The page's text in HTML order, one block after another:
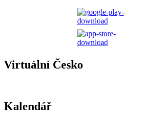
Virtuální Česko
Kalendář